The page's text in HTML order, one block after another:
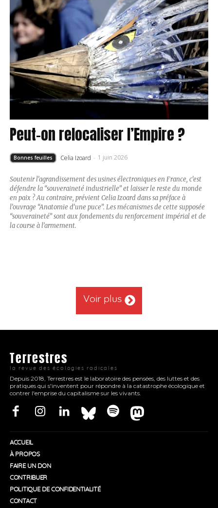
Peut-on relocaliser l’Empire ?
Bonnes feuilles Celia Izoard - 1 juin 2026
Soutenir l’agrandissement des usines électroniques en France, c’est
défendre la “souveraineté industrielle” et laisser le reste du monde
en paix ? Au contraire, prévient Celia Izoard dans sa préface à
l’ouvrage “Anatomie d’une puce”. Les mécanismes de cette supposée
“souveraineté” sont aux fondements du renforcement impérial et de
la course à l’armement.
Voir plus
Terrestres
la revue des écologies radicales
Depuis 2018, Terrestres est le laboratoire des pensées, des luttes et des
pratiques qui s'inventent pour répondre à la catastrophe écologique et
contrer l'emprise du capitalisme sur les vivants.
ACCUEIL
À PROPOS
FAIRE UN DON
CONTRIBUER
POLITIQUE DE CONFIDENTIALITÉ
CONTACT